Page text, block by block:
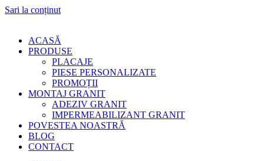
Sari la conținut
ACASĂ
PRODUSE
PLACAJE
PIESE PERSONALIZATE
PROMOȚII
MONTAJ GRANIT
ADEZIV GRANIT
IMPERMEABILIZANT GRANIT
POVESTEA NOASTRĂ
BLOG
CONTACT